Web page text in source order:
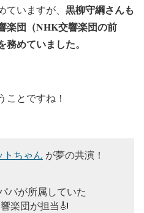
いますが、 黒柳守綱さんも
楽団（NHK交響楽団の前
めていました。
ことですね！
トちゃん が夢の共演！
パが所属していた
楽団が担当🎻